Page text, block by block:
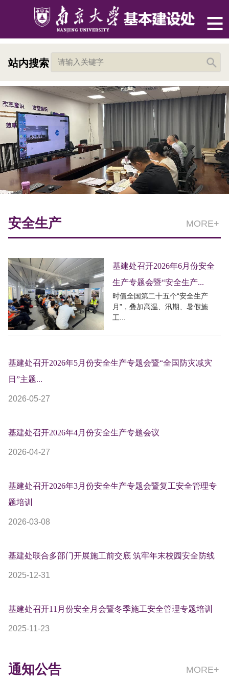
站内搜索
安全生产 MORE+
基建处召开2026年6月份安全
生产专题会暨“安全生产...
时值全国第二十五个“安全生产
月”，叠加高温、汛期、暑假施
工...
基建处召开2026年5月份安全生产专题会暨“全国防灾减灾
日”主题...
2026-05-27
基建处召开2026年4月份安全生产专题会议
2026-04-27
基建处召开2026年3月份安全生产专题会暨复工安全管理专
题培训
2026-03-08
基建处联合多部门开展施工前交底 筑牢年末校园安全防线
2025-12-31
基建处召开11月份安全月会暨冬季施工安全管理专题培训
2025-11-23
通知公告 MORE+